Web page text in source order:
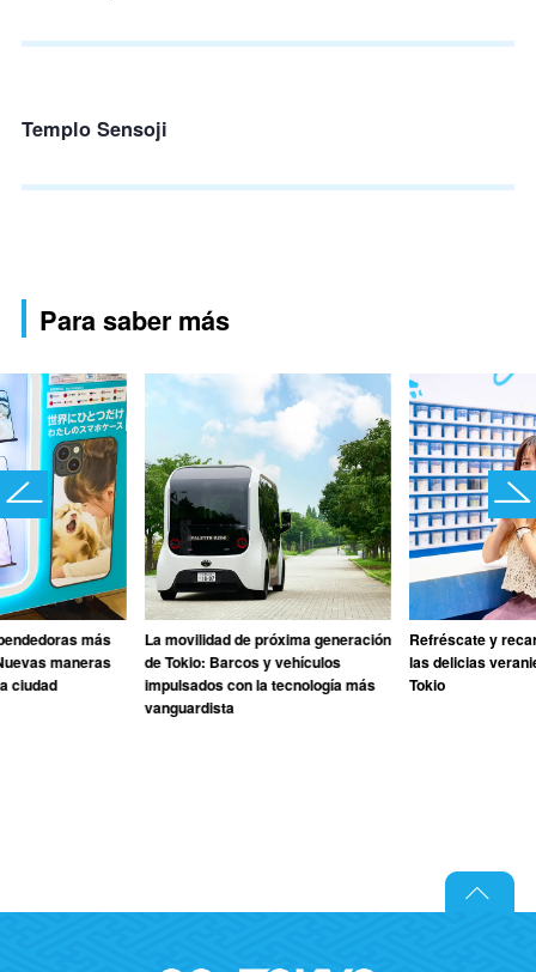
Templo Sensoji
Para saber más
más
maneras
ciudad
La movilidad de próxima generación
de Tokio: Barcos y vehículos
impulsados con la tecnología más
vanguardista
Refréscate y
las delicias
Tokio